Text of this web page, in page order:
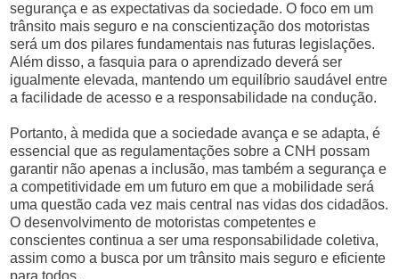
segurança e as expectativas da sociedade. O foco em um
trânsito mais seguro e na conscientização dos motoristas
será um dos pilares fundamentais nas futuras legislações.
Além disso, a fasquia para o aprendizado deverá ser
igualmente elevada, mantendo um equilíbrio saudável entre
a facilidade de acesso e a responsabilidade na condução.
Portanto, à medida que a sociedade avança e se adapta, é
essencial que as regulamentações sobre a CNH possam
garantir não apenas a inclusão, mas também a segurança e
a competitividade em um futuro em que a mobilidade será
uma questão cada vez mais central nas vidas dos cidadãos.
O desenvolvimento de motoristas competentes e
conscientes continua a ser uma responsabilidade coletiva,
assim como a busca por um trânsito mais seguro e eficiente
para todos.